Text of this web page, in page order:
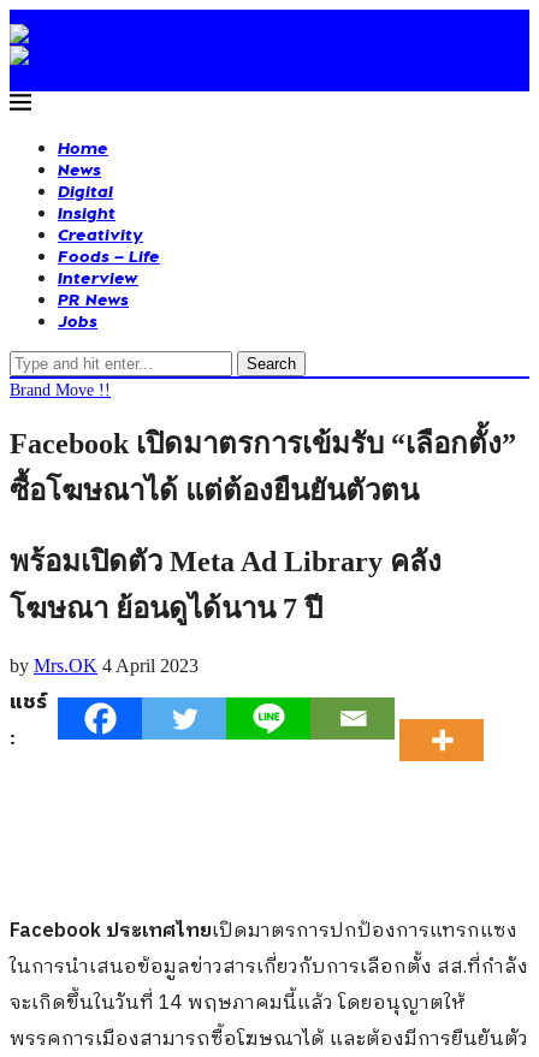
Home
News
Digital
Insight
Creativity
Foods – Life
Interview
PR News
Jobs
Search
Brand Move !!
Facebook เปิดมาตรการเข้มรับ “เลือกตั้ง”
ซื้อโฆษณาได้ แต่ต้องยืนยันตัวตน
พร้อมเปิดตัว Meta Ad Library คลัง
โฆษณา ย้อนดูได้นาน 7 ปี
by Mrs.OK 4 April 2023
แชร์
:
Facebook ประเทศไทยเปิดมาตรการปกป้องการแทรกแซง
ในการนำเสนอข้อมูลข่าวสารเกี่ยวกับการเลือกตั้ง สส.ที่กำลัง
จะเกิดขึ้นในวันที่ 14 พฤษภาคมนี้แล้ว โดยอนุญาตให้
พรรคการเมืองสามารถซื้อโฆษณาได้ และต้องมีการยืนยันตัว